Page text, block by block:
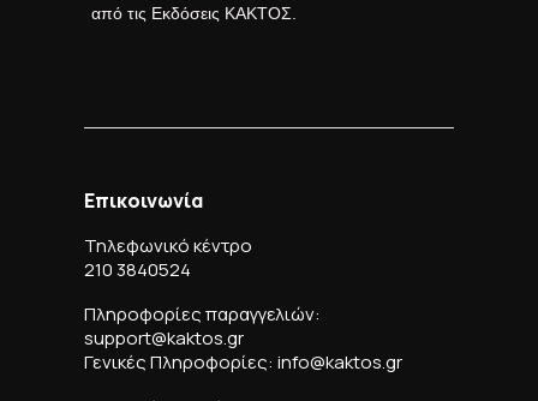
από τις Εκδόσεις ΚΑΚΤΟΣ.
Επικοινωνία
Τηλεφωνικό κέντρο
210 3840524
Πληροφορίες παραγγελιών:
support@kaktos.gr
Γενικές Πληροφορίες: info@kaktos.gr